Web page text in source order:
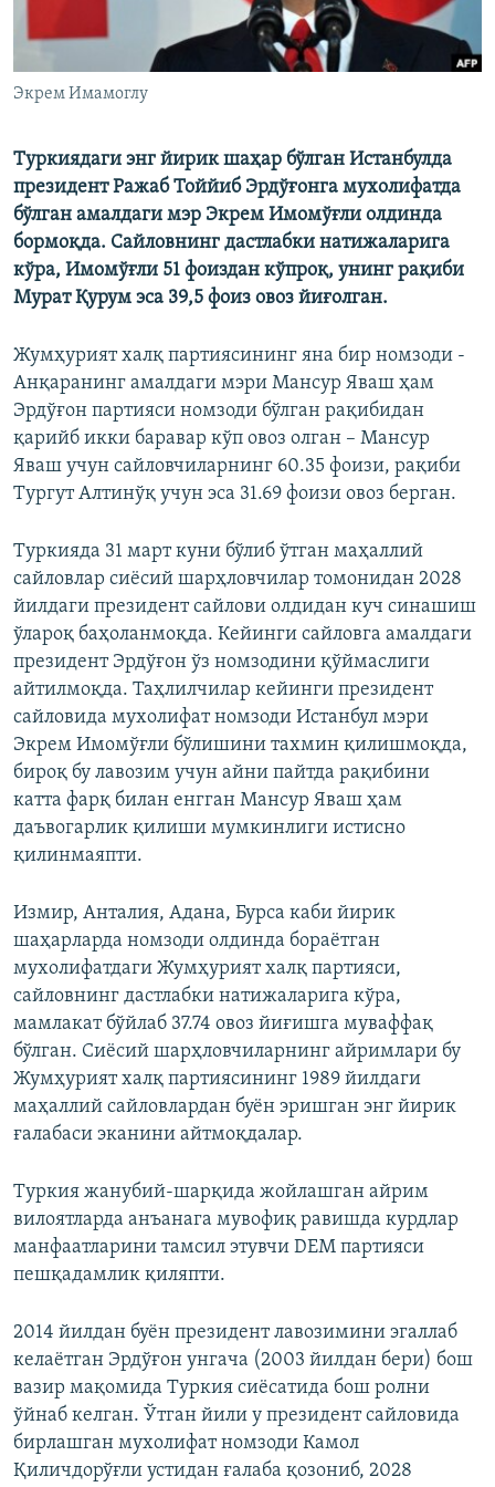
Экрем Имамоглу
Туркиядаги энг йирик шаҳар бўлган Истанбулда
президент Ражаб Тоййиб Эрдўғонга мухолифатда
бўлган амалдаги мэр Экрем Имомўғли олдинда
бормоқда. Сайловнинг дастлабки натижаларига
кўра, Имомўғли 51 фоиздан кўпроқ, унинг рақиби
Мурат Қурум эса 39,5 фоиз овоз йиғолган.
Жумҳурият халқ партиясининг яна бир номзоди -
Анқаранинг амалдаги мэри Мансур Яваш ҳам
Эрдўғон партияси номзоди бўлган рақибидан
қарийб икки баравар кўп овоз олган – Мансур
Яваш учун сайловчиларнинг 60.35 фоизи, рақиби
Тургут Алтинўқ учун эса 31.69 фоизи овоз берган.
Туркияда 31 март куни бўлиб ўтган маҳаллий
сайловлар сиёсий шарҳловчилар томонидан 2028
йилдаги президент сайлови олдидан куч синашиш
ўлароқ баҳоланмоқда. Кейинги сайловга амалдаги
президент Эрдўғон ўз номзодини қўймаслиги
айтилмоқда. Таҳлилчилар кейинги президент
сайловида мухолифат номзоди Истанбул мэри
Экрем Имомўғли бўлишини тахмин қилишмоқда,
бироқ бу лавозим учун айни пайтда рақибини
катта фарқ билан енгган Мансур Яваш ҳам
даъвогарлик қилиши мумкинлиги истисно
қилинмаяпти.
Измир, Анталия, Адана, Бурса каби йирик
шаҳарларда номзоди олдинда бораётган
мухолифатдаги Жумҳурият халқ партияси,
сайловнинг дастлабки натижаларига кўра,
мамлакат бўйлаб 37.74 овоз йиғишга муваффақ
бўлган. Сиёсий шарҳловчиларнинг айримлари бу
Жумҳурият халқ партиясининг 1989 йилдаги
маҳаллий сайловлардан буён эришган энг йирик
ғалабаси эканини айтмоқдалар.
Туркия жанубий-шарқида жойлашган айрим
вилоятларда анъанага мувофиқ равишда курдлар
манфаатларини тамсил этувчи DEM партияси
пешқадамлик қиляпти.
2014 йилдан буён президент лавозимини эгаллаб
келаётган Эрдўғон унгача (2003 йилдан бери) бош
вазир мақомида Туркия сиёсатида бош ролни
ўйнаб келган. Ўтган йили у президент сайловида
бирлашган мухолифат номзоди Камол
Қиличдорўғли устидан ғалаба қозониб, 2028